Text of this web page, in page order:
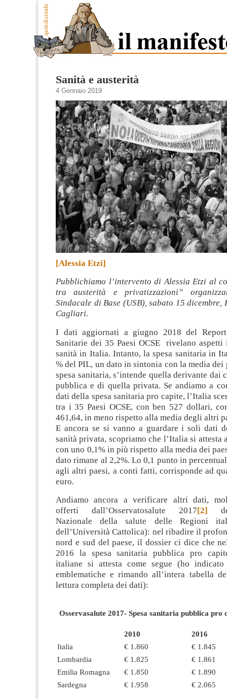
Sanità e austerità
4 Gennaio 2019
[Alessia Etzi]
Pubblichiamo l’intervento di Alessia Etzi al
tra austerità e privatizzazioni”
Sindacale di Base (USB), sabato 15
Cagliari.
I dati aggiornati a giugno 2018 del Report
Sanitarie dei 35 Paesi OCSE rivelano
sanità in Italia. Intanto, la spesa sanitaria in
% del PIL, un dato in sintonia con la media dei
spesa sanitaria, s’intende quella derivante dai
pubblica e di quella privata. Se andiamo a
dati della spesa sanitaria pro capite, l’Italia
tra i 35 Paesi OCSE, con ben 527 dollari,
461,64, in meno rispetto alla media degli altri
E ancora se si vanno a guardare i soli dati
sanità privata, scopriamo che l’Italia si attesta
con uno 0,1% in più rispetto alla media dei
dato rimane al 2,2%. Lo 0,1 punto in
agli altri paesi, a conti fatti, corrisponde ad
euro.
Andiamo ancora a verificare altri dati,
offerti dall’Osservatosalute 2017 [2]
Nazionale della salute delle Regioni
dell’Università Cattolica): nel ribadire il
nord e sud del paese, il dossier ci dice che
2016 la spesa sanitaria pubblica pro
italiane si attesta come segue (ho
emblematiche e rimando all’intera tabella
lettura completa dei dati):
Osservasalute 2017- Spesa sanitaria pubblica pro
2010
2016
Italia
€ 1.860
€ 1.845
Lombardia
€ 1.825
€ 1.861
Emilia Romagna
€ 1.850
€ 1.890
Sardegna
€ 1.958 € 2.065